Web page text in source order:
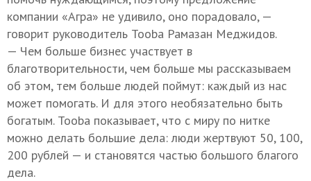
компании «Агра» не удивило, оно порадовало, —
говорит руководитель Tooba Рамазан Меджидов.
— Чем больше бизнес участвует в
благотворительности, чем больше мы рассказываем
об этом, тем больше людей поймут: каждый из нас
может помогать. И для этого необязательно быть
богатым. Tooba показывает, что с миру по нитке
можно делать большие дела: люди жертвуют 50, 100,
200 рублей — и становятся частью большого благого
дела.